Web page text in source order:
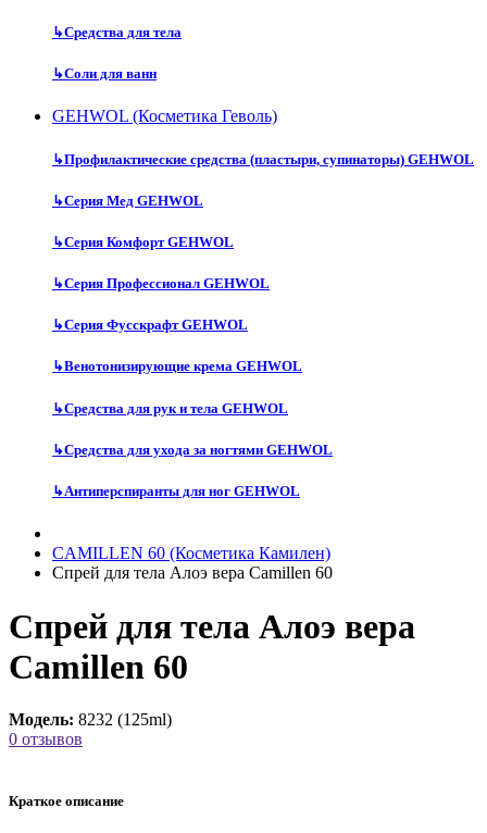
↳Средства для тела
↳Соли для ванн
GEHWOL (Косметика Геволь)
↳Профилактические средства (пластыри, супинаторы) GEHWOL
↳Серия Мед GEHWOL
↳Серия Комфорт GEHWOL
↳Серия Профессионал GEHWOL
↳Серия Фусскрафт GEHWOL
↳Венотонизирующие крема GEHWOL
↳Средства для рук и тела GEHWOL
↳Средства для ухода за ногтями GEHWOL
↳Антиперспиранты для ног GEHWOL
CAMILLEN 60 (Косметика Камилен)
Спрей для тела Алоэ вера Camillen 60
Спрей для тела Алоэ вера
Camillen 60
Модель: 8232 (125ml)
0 отзывов
Краткое описание